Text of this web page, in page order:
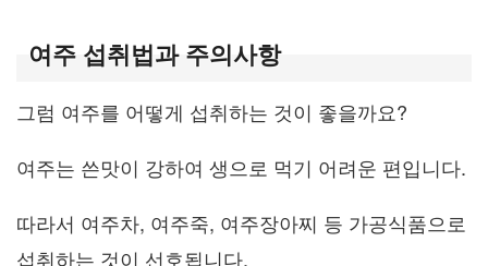
여주 섭취법과 주의사항
그럼 여주를 어떻게 섭취하는 것이 좋을까요?
여주는 쓴맛이 강하여 생으로 먹기 어려운 편입니다.
따라서 여주차, 여주죽, 여주장아찌 등 가공식품으로
섭취하는 것이 선호됩니다.